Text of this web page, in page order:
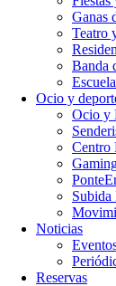
Ganas
Teatro
Banda
Ocio y
Ocio y
Centro
Subida
Noticias
Reservas